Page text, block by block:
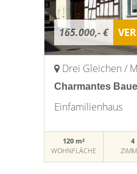
165.000,- €
Drei Gleichen /
Charmantes
Einfamilienhaus
120 m²
WOHNFLÄCHE
4